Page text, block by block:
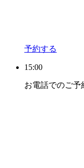
予約する
15:00
お電話でのご予